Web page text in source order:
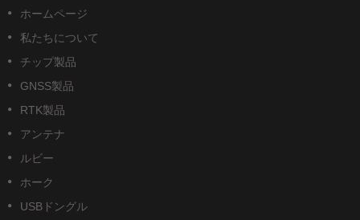
ホームページ
私たちについて
チップ製品
GNSS製品
RTK製品
アンテナ
ルビー
ホーク
USBドングル